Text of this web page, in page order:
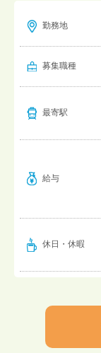
勤務地
募集職種
最寄駅
給与
休日・休暇